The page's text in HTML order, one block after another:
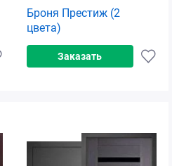
Броня Престиж (2
цвета)
Заказать